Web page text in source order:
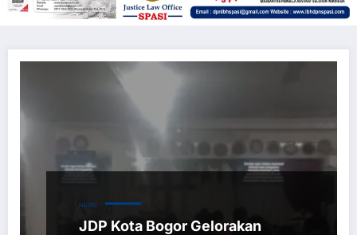
NEWS
JDP Kota Bogor Gelorakan